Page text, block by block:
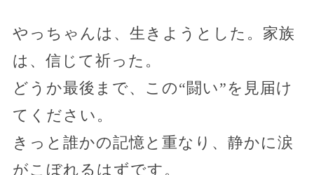
やっちゃんは、生きようとした。家族
は、信じて祈った。
どうか最後まで、この“闘い”を見届け
てください。
きっと誰かの記憶と重なり、静かに涙
がこぼれるはずです。